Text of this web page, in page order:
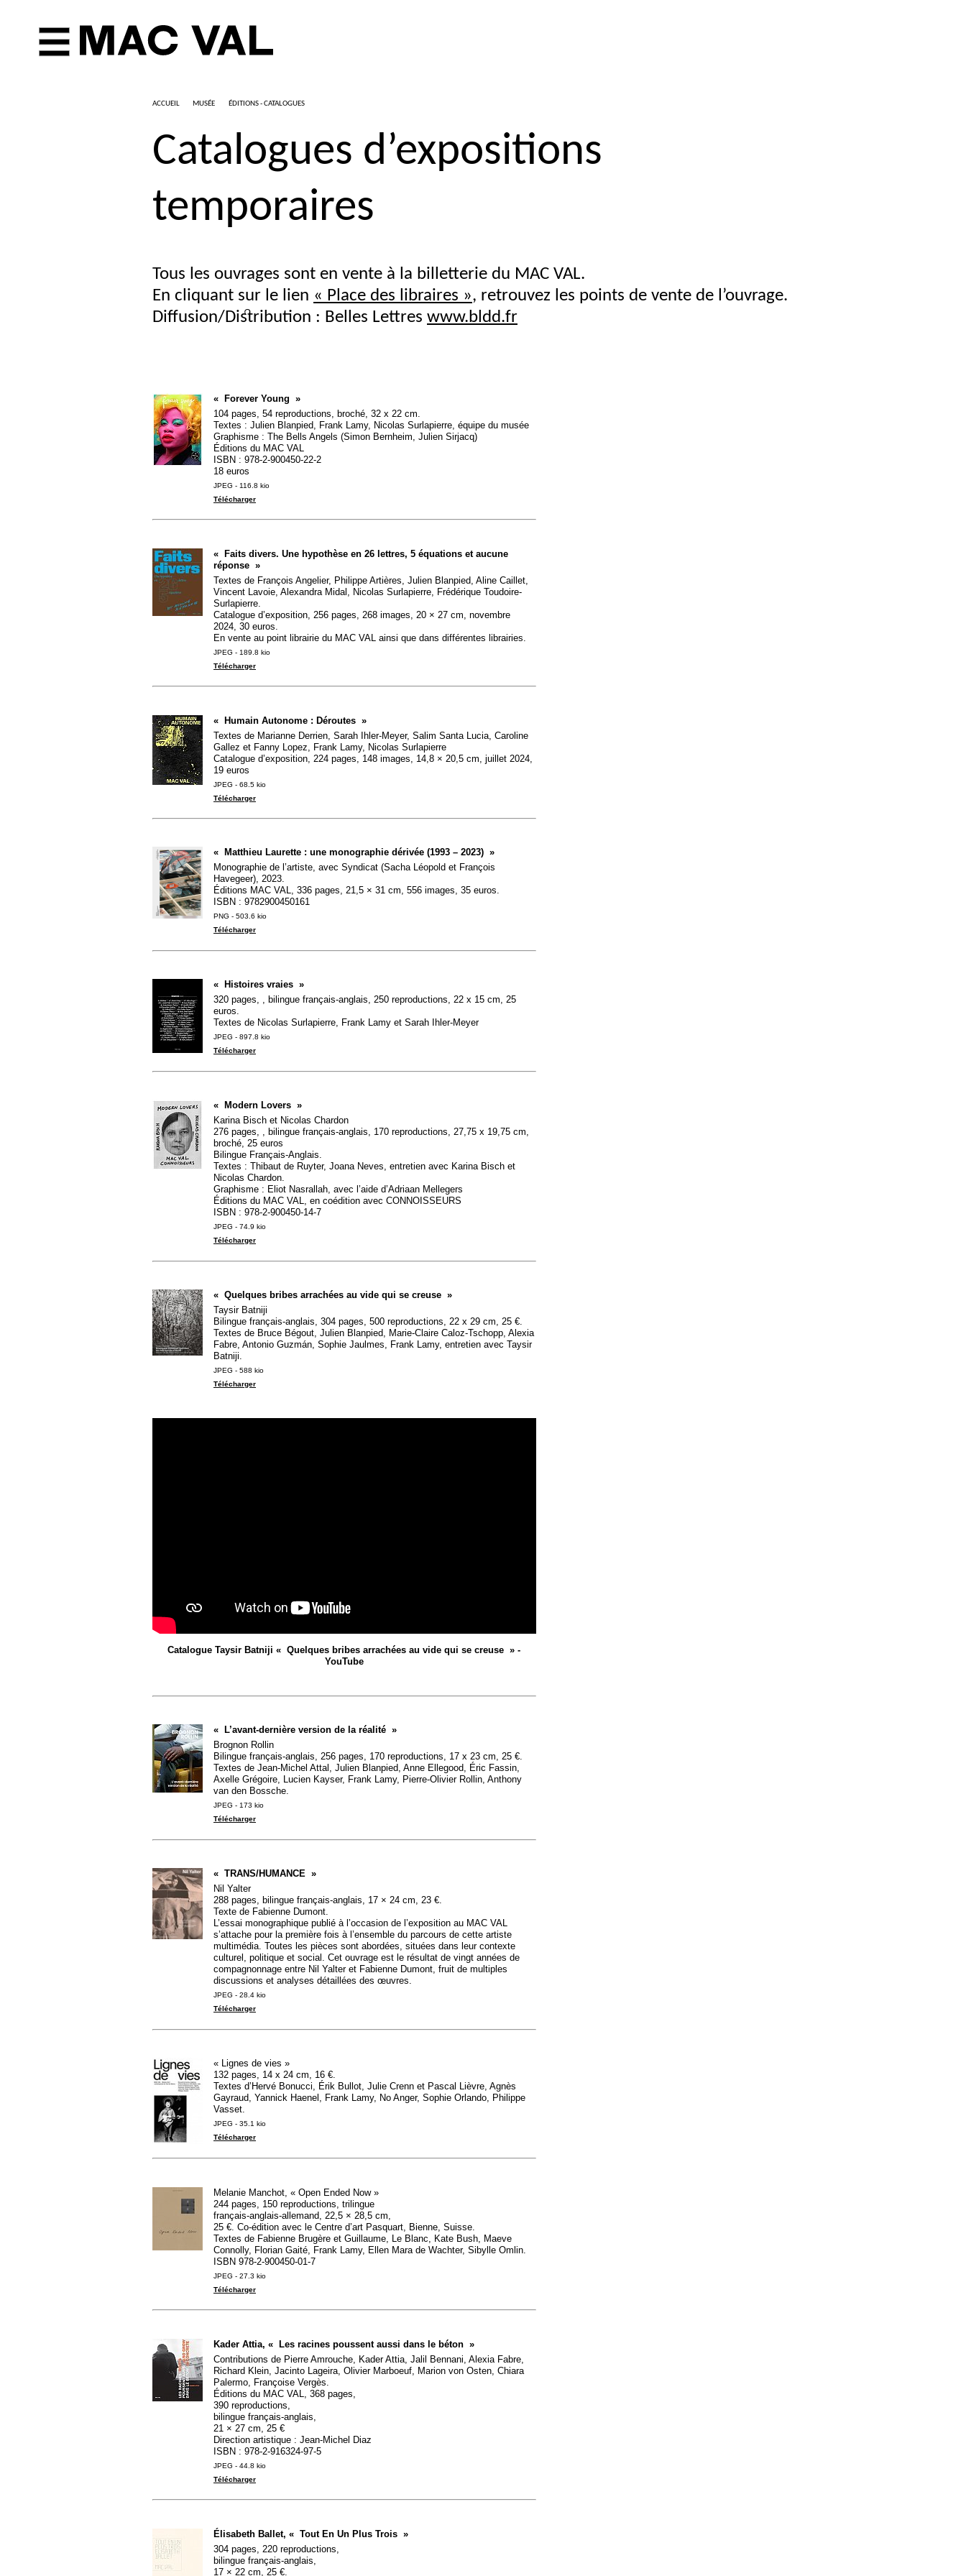
ACCUEIL MUSÉE ÉDITIONS - CATALOGUES
Catalogues d’expositions
temporaires
Tous les ouvrages sont en vente à la billetterie du MAC VAL.
En cliquant sur le lien « Place des libraires », retrouvez les points de vente de l’ouvrage.
Diffusion/Distribution : Belles Lettres www.bldd.fr
« Forever Young »
104 pages, 54 reproductions, broché, 32 x 22 cm.
Textes : Julien Blanpied, Frank Lamy, Nicolas Surlapierre, équipe du musée
Graphisme : The Bells Angels (Simon Bernheim, Julien Sirjacq)
Éditions du MAC VAL
ISBN : 978-2-900450-22-2
18 euros
JPEG - 116.8 kio
Télécharger
« Faits divers. Une hypothèse en 26 lettres, 5 équations et aucune
réponse »
Textes de François Angelier, Philippe Artières, Julien Blanpied, Aline Caillet,
Vincent Lavoie, Alexandra Midal, Nicolas Surlapierre, Frédérique Toudoire-
Surlapierre.
Catalogue d’exposition, 256 pages, 268 images, 20 × 27 cm, novembre
2024, 30 euros.
En vente au point librairie du MAC VAL ainsi que dans différentes librairies.
JPEG - 189.8 kio
Télécharger
« Humain Autonome : Déroutes »
Textes de Marianne Derrien, Sarah Ihler-Meyer, Salim Santa Lucia, Caroline
Gallez et Fanny Lopez, Frank Lamy, Nicolas Surlapierre
Catalogue d’exposition, 224 pages, 148 images, 14,8 × 20,5 cm, juillet 2024,
19 euros
JPEG - 68.5 kio
Télécharger
« Matthieu Laurette : une monographie dérivée (1993 – 2023) »
Monographie de l’artiste, avec Syndicat (Sacha Léopold et François
Havegeer), 2023.
Éditions MAC VAL, 336 pages, 21,5 × 31 cm, 556 images, 35 euros.
ISBN : 9782900450161
PNG - 503.6 kio
Télécharger
« Histoires vraies »
320 pages, , bilingue français-anglais, 250 reproductions, 22 x 15 cm, 25
euros.
Textes de Nicolas Surlapierre, Frank Lamy et Sarah Ihler-Meyer
JPEG - 897.8 kio
Télécharger
« Modern Lovers »
Karina Bisch et Nicolas Chardon
276 pages, , bilingue français-anglais, 170 reproductions, 27,75 x 19,75 cm,
broché, 25 euros
Bilingue Français-Anglais.
Textes : Thibaut de Ruyter, Joana Neves, entretien avec Karina Bisch et
Nicolas Chardon.
Graphisme : Eliot Nasrallah, avec l’aide d’Adriaan Mellegers
Éditions du MAC VAL, en coédition avec CONNOISSEURS
ISBN : 978-2-900450-14-7
JPEG - 74.9 kio
Télécharger
« Quelques bribes arrachées au vide qui se creuse »
Taysir Batniji
Bilingue français-anglais, 304 pages, 500 reproductions, 22 x 29 cm, 25 €.
Textes de Bruce Bégout, Julien Blanpied, Marie-Claire Caloz-Tschopp, Alexia
Fabre, Antonio Guzmán, Sophie Jaulmes, Frank Lamy, entretien avec Taysir
Batniji.
JPEG - 588 kio
Télécharger
Catalogue Taysir Batniji « Quelques bribes arrachées au vide qui se creuse » -
YouTube
« L’avant-dernière version de la réalité »
Brognon Rollin
Bilingue français-anglais, 256 pages, 170 reproductions, 17 x 23 cm, 25 €.
Textes de Jean-Michel Attal, Julien Blanpied, Anne Ellegood, Éric Fassin,
Axelle Grégoire, Lucien Kayser, Frank Lamy, Pierre-Olivier Rollin, Anthony
van den Bossche.
JPEG - 173 kio
Télécharger
« TRANS/HUMANCE »
Nil Yalter
288 pages, bilingue français-anglais, 17 × 24 cm, 23 €.
Texte de Fabienne Dumont.
L’essai monographique publié à l’occasion de l’exposition au MAC VAL
s’attache pour la première fois à l’ensemble du parcours de cette artiste
multimédia. Toutes les pièces sont abordées, situées dans leur contexte
culturel, politique et social. Cet ouvrage est le résultat de vingt années de
compagnonnage entre Nil Yalter et Fabienne Dumont, fruit de multiples
discussions et analyses détaillées des œuvres.
JPEG - 28.4 kio
Télécharger
« Lignes de vies »
132 pages, 14 x 24 cm, 16 €.
Textes d’Hervé Bonucci, Érik Bullot, Julie Crenn et Pascal Lièvre, Agnès
Gayraud, Yannick Haenel, Frank Lamy, No Anger, Sophie Orlando, Philippe
Vasset.
JPEG - 35.1 kio
Télécharger
Melanie Manchot, « Open Ended Now »
244 pages, 150 reproductions, trilingue
français-anglais-allemand, 22,5 × 28,5 cm,
25 €. Co-édition avec le Centre d’art Pasquart, Bienne, Suisse.
Textes de Fabienne Brugère et Guillaume, Le Blanc, Kate Bush, Maeve
Connolly, Florian Gaité, Frank Lamy, Ellen Mara de Wachter, Sibylle Omlin.
ISBN 978-2-900450-01-7
JPEG - 27.3 kio
Télécharger
Kader Attia, « Les racines poussent aussi dans le béton »
Contributions de Pierre Amrouche, Kader Attia, Jalil Bennani, Alexia Fabre,
Richard Klein, Jacinto Lageira, Olivier Marboeuf, Marion von Osten, Chiara
Palermo, Françoise Vergès.
Éditions du MAC VAL
, 368 pages,
390 reproductions,
bilingue français-anglais,
21 × 27 cm, 25 €
Direction artistique : Jean-Michel Diaz
ISBN : 978-2-916324-97-5
JPEG - 44.8 kio
Télécharger
Élisabeth Ballet, « Tout En Un Plus Trois »
304 pages, 220 reproductions,
bilingue français-anglais,
17 × 22 cm, 25 €.